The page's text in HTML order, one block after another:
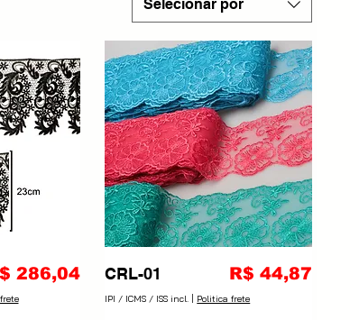
Selecionar por
286,04 CRL-01 Preço
R$ 44,87
IPI / ICMS / ISS incl. Politica frete